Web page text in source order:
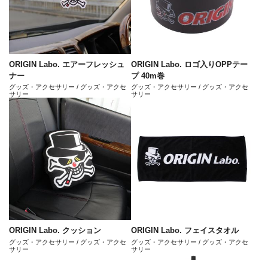
ORIGIN Labo. エアーフレッシュ
ナー
グッズ・アクセサリー / グッズ・アクセ
サリー
ORIGIN Labo. ロゴ入りOPPテー
プ 40m巻
グッズ・アクセサリー / グッズ・アクセ
サリー
ORIGIN Labo. クッション
グッズ・アクセサリー / グッズ・アクセ
サリー
ORIGIN Labo. フェイスタオル
グッズ・アクセサリー / グッズ・アクセ
サリー